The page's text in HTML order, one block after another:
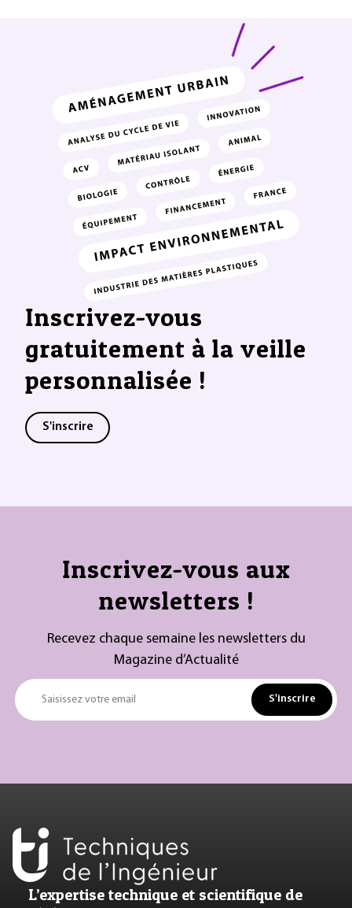
Inscrivez-vous
gratuitement à la veille
personnalisée !
S'inscrire
Inscrivez-vous aux
newsletters !
Recevez chaque semaine les newsletters du
Magazine d’Actualité
Saisissez votre email S'inscrire
L’expertise technique et scientifique de